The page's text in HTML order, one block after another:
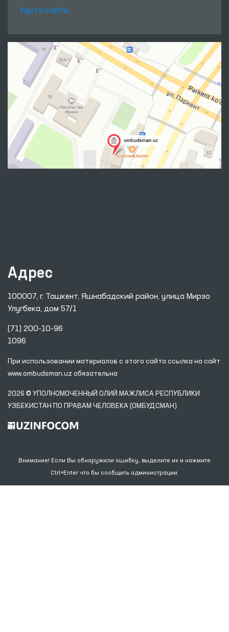
Карта сайта
Адрес
100007, г. Ташкент, Яшнабадский район, улица Мирзо
Улугбека, дом 57/1
(71) 200-10-96
1096
При использовании материалов с этого сайта ссылка на сайт
www.ombudsman.uz обязательна
2026 © УПОЛНОМОЧЕННЫЙ ОЛИЙ МАЖЛИСА РЕСПУБЛИКИ
УЗБЕКИСТАН ПО ПРАВАМ ЧЕЛОВЕКА (ОМБУДСМАН)
Внимание! Если Вы обнаружили ошибку, выделите их и нажмите
Ctrl+Enter что бы сообщить администрации.